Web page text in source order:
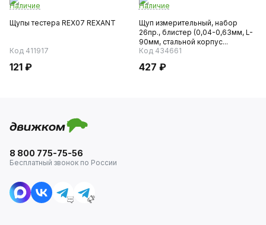
Наличие
Щупы тестера REX07 REXANT
Код 411917
121 ₽
Наличие
Щуп измерительный, набор
26пр., блистер (0,04-0,63мм, L-
90мм, стальной корпус...
Код 434661
427 ₽
8 800 775-75-56
Бесплатный звонок по России